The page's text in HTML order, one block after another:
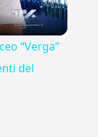
“Verga”
del